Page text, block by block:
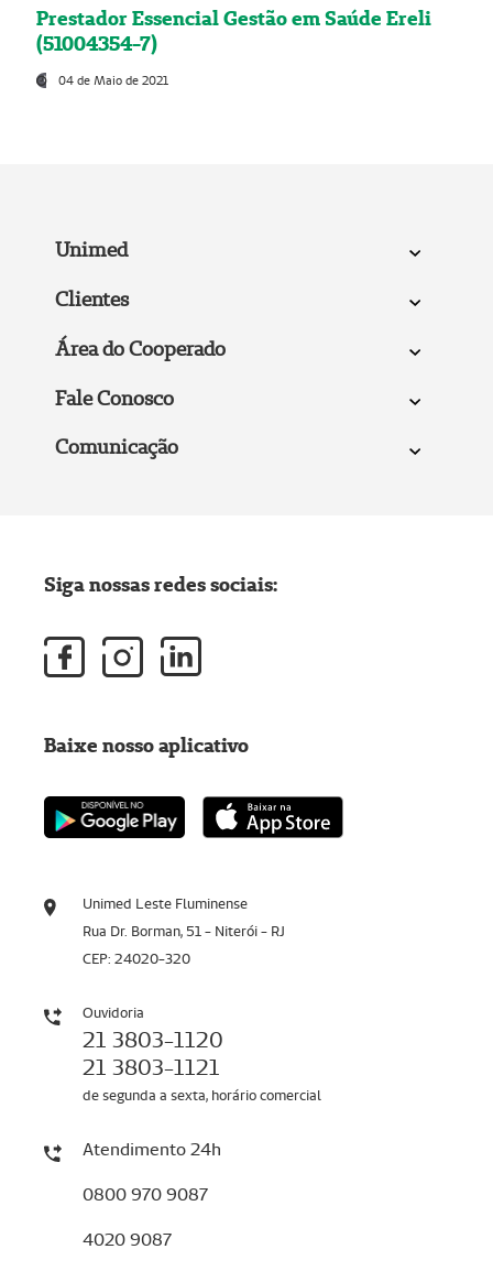
Prestador Essencial Gestão em Saúde Ereli
(51004354-7)
04 de Maio de 2021
Unimed
Clientes
Área do Cooperado
Fale Conosco
Comunicação
Unimed Leste Fluminense
Rua Dr. Borman, 51 - Niterói - RJ
CEP: 24020-320
Ouvidoria
21 3803-1120
21 3803-1121
de segunda a sexta, horário comercial
Atendimento 24h
0800 970 9087
4020 9087
Siga nossas redes sociais:
Baixe nosso aplicativo